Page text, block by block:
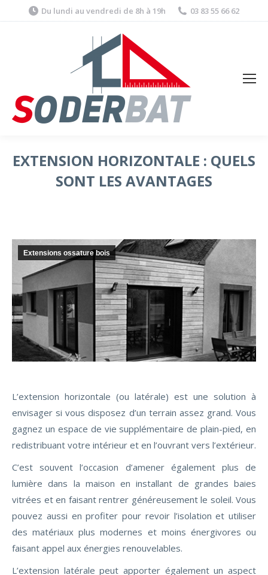
Du lundi au vendredi de 8h à 19h 03 83 55 66 62
EXTENSION HORIZONTALE : QUELS
SONT LES AVANTAGES
Extensions ossature bois
L’extension horizontale (ou latérale) est une solution à
envisager si vous disposez d’un terrain assez grand. Vous
gagnez un espace de vie supplémentaire de plain-pied, en
redistribuant votre intérieur et en l’ouvrant vers l’extérieur.
C’est souvent l’occasion d’amener également plus de
lumière dans la maison en installant de grandes baies
vitrées et en faisant rentrer généreusement le soleil. Vous
pouvez aussi en profiter pour revoir l’isolation et utiliser
des matériaux plus modernes et moins énergivores ou
faisant appel aux énergies renouvelables.
L’extension latérale peut apporter également un aspect